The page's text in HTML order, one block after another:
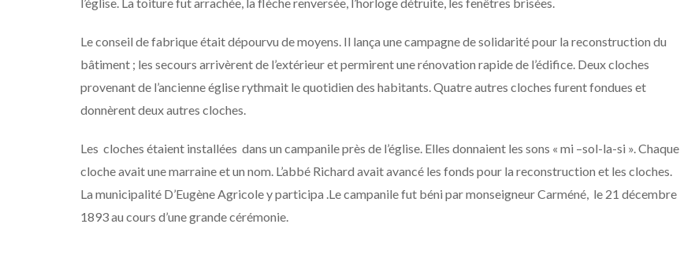
Le conseil de fabrique était dépourvu de moyens. Il lança une campagne de solidarité pour la reconstruction du
bâtiment ; les secours arrivèrent de l’extérieur et permirent une rénovation rapide de l’édifice. Deux cloches
provenant de l’ancienne église rythmait le quotidien des habitants. Quatre autres cloches furent fondues et
donnèrent deux autres cloches.
Les cloches étaient installées dans un campanile près de l’église. Elles donnaient les sons « mi –sol-la-si ». Chaque
cloche avait une marraine et un nom. L’abbé Richard avait avancé les fonds pour la reconstruction et les cloches.
La municipalité D’Eugène Agricole y participa .Le campanile fut béni par monseigneur Carméné, le 21 décembre
1893 au cours d’une grande cérémonie.